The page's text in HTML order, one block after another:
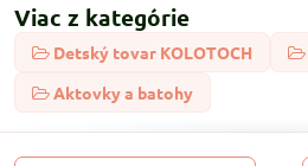
Viac z kategórie
Detský tovar KOLOTOCH
Aktovky a batohy